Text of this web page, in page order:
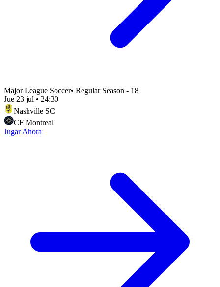
Major League Soccer• Regular Season - 18
Jue 23 jul • 24:30
Nashville SC
CF Montreal
Jugar Ahora